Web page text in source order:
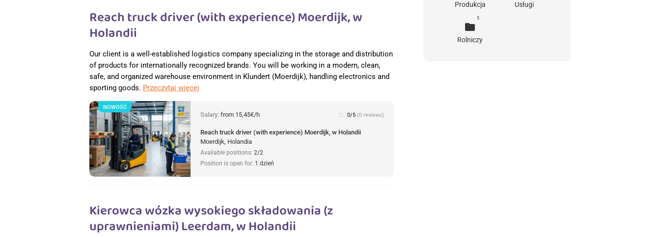
Reach truck driver (with experience) Moerdijk, w
Holandii
Our client is a well-established logistics company specializing in the storage and distribution
of products for internationally recognized brands. You will be working in a modern, clean,
safe, and organized warehouse environment in Klundert (Moerdijk), handling electronics and
sporting goods. Przeczytaj więcej
Salary: from 15,45€/h star_border 0/5 (0 reviews)
Reach truck driver (with experience) Moerdijk, w Holandii
Moerdijk, Holandia
Available positions: 2/2
Position is open for: 1 dzień
NOWOŚĆ
Kierowca wózka wysokiego składowania (z
uprawnieniami) Leerdam, w Holandii
Produkcja Usługi
5
folder
Rolniczy